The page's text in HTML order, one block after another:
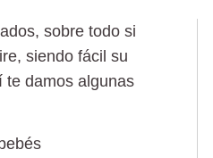
sobre todo si
siendo fácil su
te damos algunas